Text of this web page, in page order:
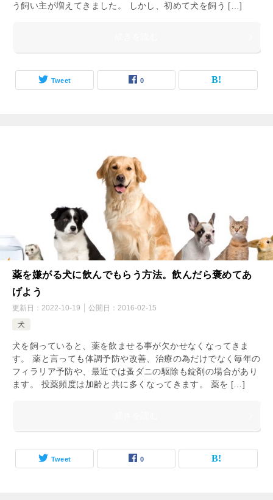
う飼い主が増えてきました。 しかし、初めて犬を飼う […]
Tweet 0
薬を嫌がる犬に飲んでもらう方法。飲んだら褒めてあ
げよう
更新日： 2022-10-19 公開日： 2016-02-15
犬
犬を飼っていると、薬を飲ませる事が欠かせなくなってきま
す。 薬と言っても体調予防や改善、治療の為だけでなく毎年の
フィラリア予防や、最近では蚤ダニの駆除も錠剤の場合があり
ます。 投薬頻度は加齢と共に多くなってきます。 薬を […]
Tweet 0